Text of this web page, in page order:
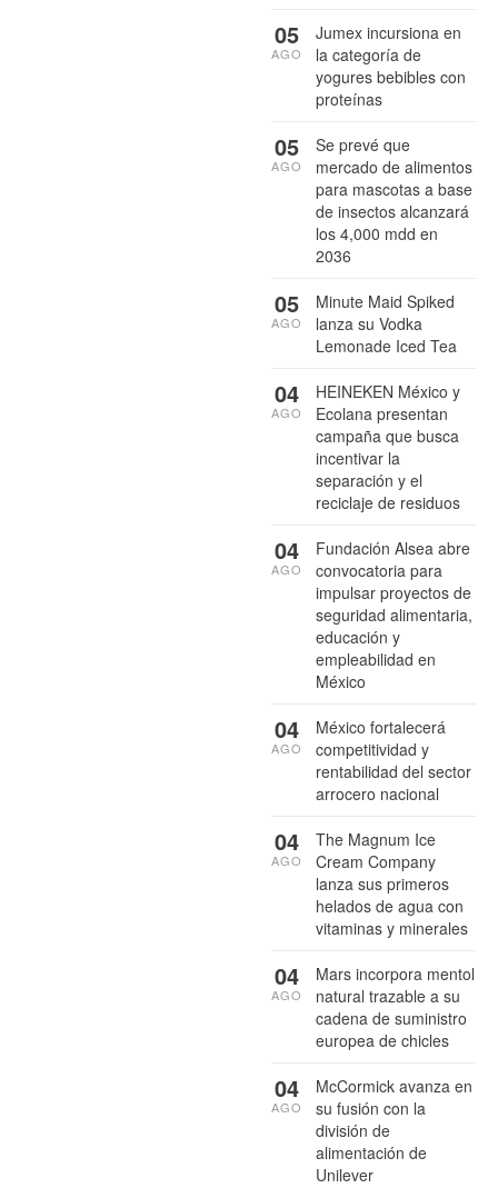
Jumex incursiona en
la categoría de
yogures bebibles con
proteínas
05
AGO
Se prevé que
mercado de alimentos
para mascotas a base
de insectos alcanzará
los 4,000 mdd en
2036
05
AGO
Minute Maid Spiked
lanza su Vodka
Lemonade Iced Tea
05
AGO
HEINEKEN México y
Ecolana presentan
campaña que busca
incentivar la
separación y el
reciclaje de residuos
04
AGO
Fundación Alsea abre
convocatoria para
impulsar proyectos de
seguridad alimentaria,
educación y
empleabilidad en
México
04
AGO
México fortalecerá
competitividad y
rentabilidad del sector
arrocero nacional
04
AGO
The Magnum Ice
Cream Company
lanza sus primeros
helados de agua con
vitaminas y minerales
04
AGO
Mars incorpora mentol
natural trazable a su
cadena de suministro
europea de chicles
04
AGO
McCormick avanza en
su fusión con la
división de
alimentación de
Unilever
04
AGO